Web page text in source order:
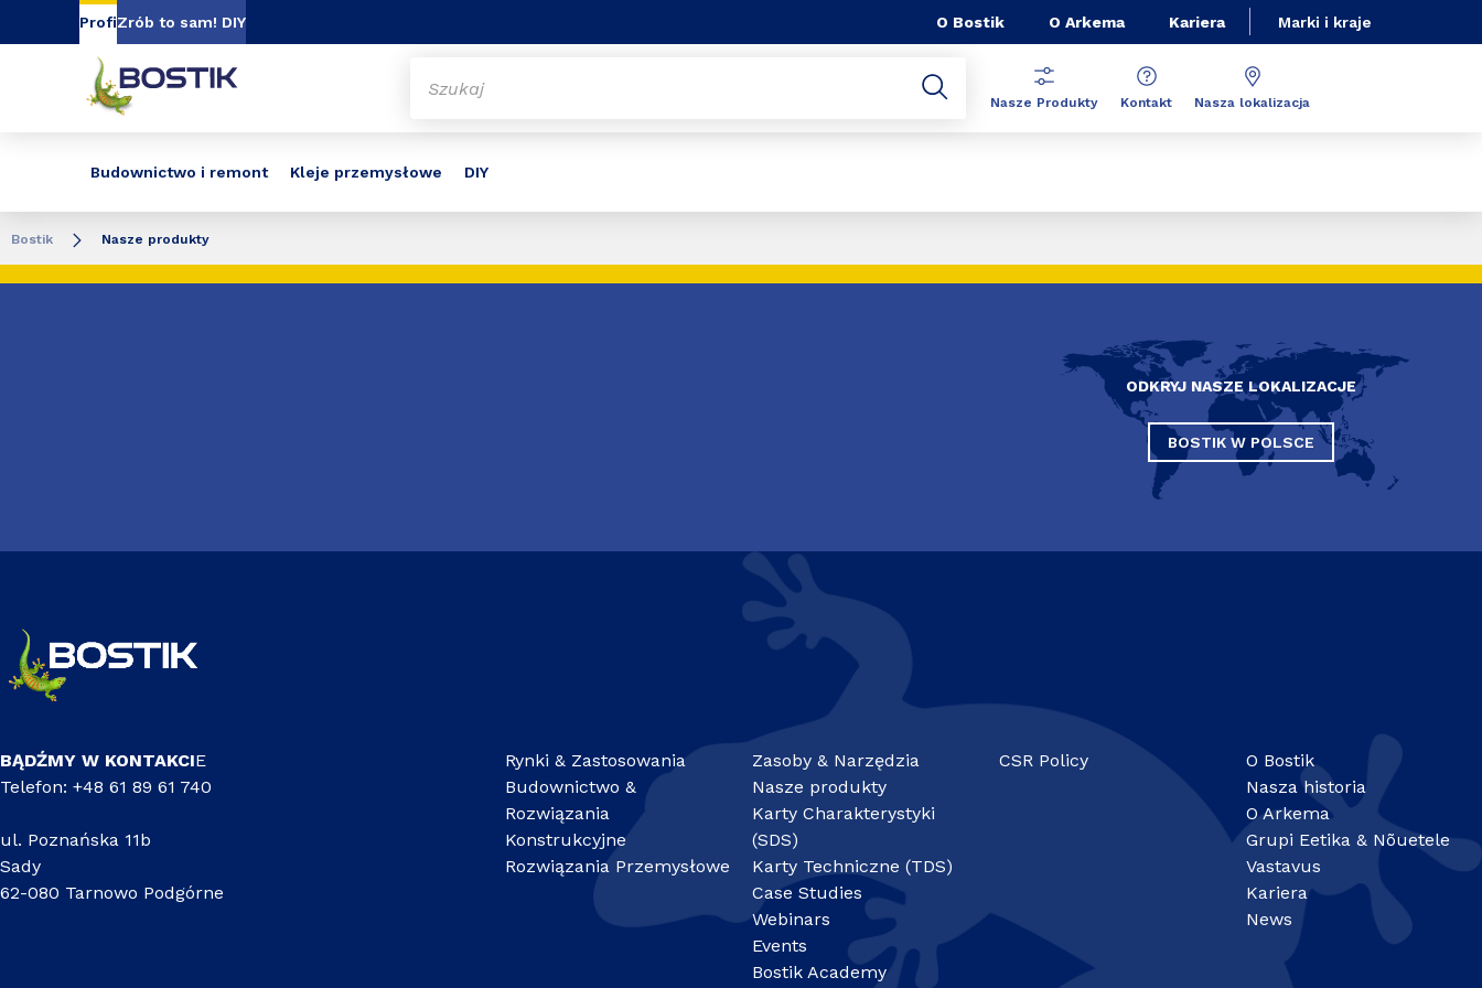
Go to content Go to navigation
ProfiZrób to sam! DIY O Bostik O Arkema Kariera Marki i kraje
Budownictwo i remont Kleje przemysłowe DIY
Nasze Produkty Kontakt Nasza lokalizacja
Bostik Nasze produkty
ODKRYJ NASZE LOKALIZACJE
BOSTIK W POLSCE
BĄDŹMY W KONTAKCIE
Telefon: +48 61 89 61 740
ul. Poznańska 11b
Sady
62-080 Tarnowo Podgórne
Rynki & Zastosowania
Budownictwo &
Rozwiązania
Konstrukcyjne
Rozwiązania Przemysłowe
Zasoby & Narzędzia
Nasze produkty
Karty Charakterystyki
(SDS)
Karty Techniczne (TDS)
Case Studies
Webinars
Events
Bostik Academy
CSR Policy
O Bostik
Nasza historia
O Arkema
Grupi Eetika & Nõuetele
Vastavus
Kariera
News